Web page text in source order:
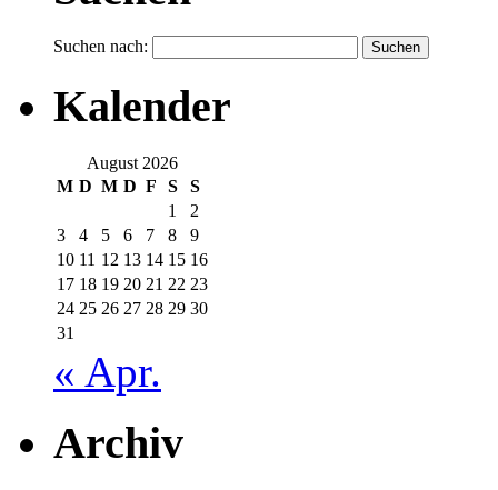
Suchen nach:
Kalender
August 2026
M D M D F S
S
1
2
3
4 5 6 7 8
9
10 11 12 13 14 15 16
17 18 19 20 21 22 23
24 25 26 27 28 29 30
31
« Apr.
Archiv